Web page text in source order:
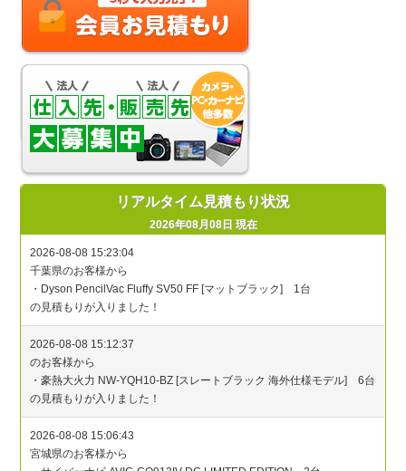
リアルタイム見積もり状況
2026年08月08日 現在